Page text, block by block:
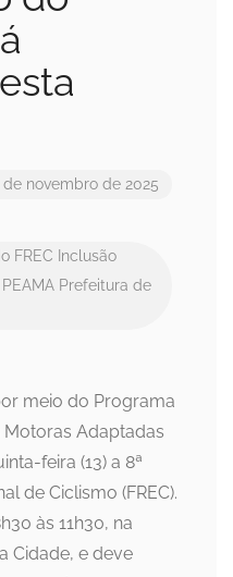
de novembro de 2025
FREC Inclusão
PEAMA Prefeitura de
meio do Programa
Adaptadas
feira (13) a 8ª
de Ciclismo (FREC).
às 11h30, na
Cidade, e deve